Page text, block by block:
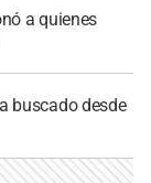
a quienes
buscado desde